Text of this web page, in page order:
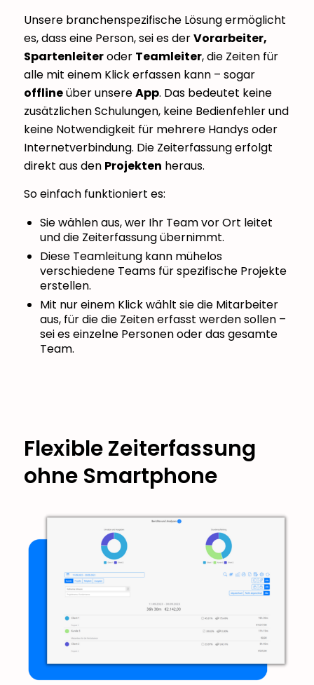
Unsere branchenspezifische Lösung ermöglicht
es, dass eine Person, sei es derVorarbeiter,
Spartenleiteroder Teamleiter, die Zeiten für
alle mit einem Klick erfassen kann – sogar
offlineüber unsereApp. Das bedeutet keine
zusätzlichen Schulungen, keine Bedienfehler und
keine Notwendigkeit für mehrere Handys oder
Internetverbindung. Die Zeiterfassung erfolgt
direkt aus den Projekten heraus.
So einfach funktioniert es:
Sie wählen aus, wer Ihr Team vor Ort leitet
und die Zeiterfassung übernimmt.
Diese Teamleitung kann mühelos
verschiedene Teams für spezifische Projekte
erstellen.
Mit nur einem Klick wählt sie die Mitarbeiter
aus, für die die Zeiten erfasst werden sollen –
sei es einzelne Personen oder das gesamte
Team.
Flexible Zeiterfassung
ohne Smartphone